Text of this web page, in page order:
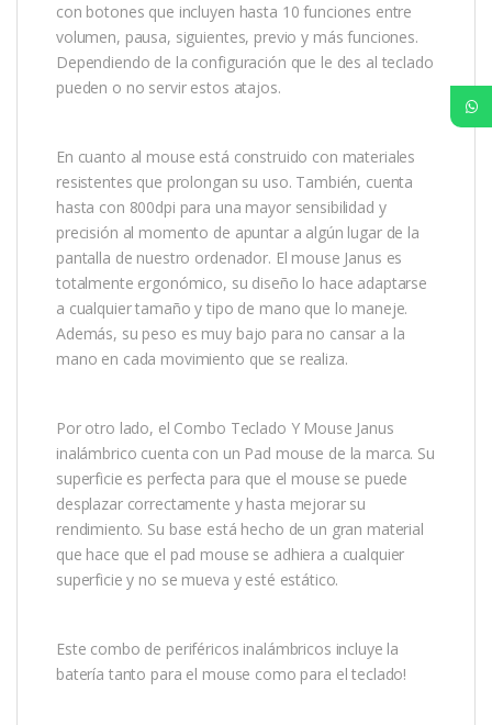
con botones que incluyen hasta 10 funciones entre
volumen, pausa, siguientes, previo y más funciones.
Dependiendo de la configuración que le des al teclado
pueden o no servir estos atajos.
En cuanto al mouse está construido con materiales
resistentes que prolongan su uso. También, cuenta
hasta con 800dpi para una mayor sensibilidad y
precisión al momento de apuntar a algún lugar de la
pantalla de nuestro ordenador. El mouse Janus es
totalmente ergonómico, su diseño lo hace adaptarse
a cualquier tamaño y tipo de mano que lo maneje.
Además, su peso es muy bajo para no cansar a la
mano en cada movimiento que se realiza.
Por otro lado, el Combo Teclado Y Mouse Janus
inalámbrico cuenta con un Pad mouse de la marca. Su
superficie es perfecta para que el mouse se puede
desplazar correctamente y hasta mejorar su
rendimiento. Su base está hecho de un gran material
que hace que el pad mouse se adhiera a cualquier
superficie y no se mueva y esté estático.
Este combo de periféricos inalámbricos incluye la
batería tanto para el mouse como para el teclado!